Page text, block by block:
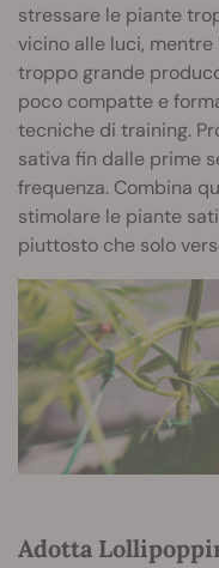
stressare le piante
vicino alle luci,
troppo grande
poco compatte e
tecniche di training.
sativa fin dalle prime
frequenza. Combina
stimolare le piante
piuttosto che solo
Adotta